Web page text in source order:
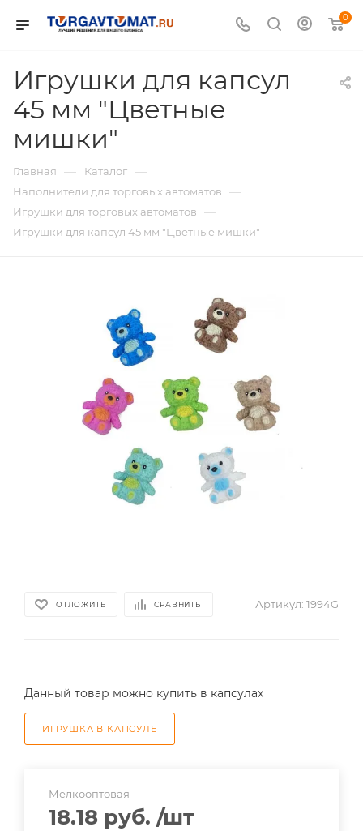
0
Игрушки для капсул
45 мм "Цветные
мишки"
Главная — Каталог —
Наполнители для торговых автоматов —
Игрушки для торговых автоматов —
Игрушки для капсул 45 мм "Цветные мишки"
ОТЛОЖИТЬ СРАВНИТЬ Артикул: 1994G
Данный товар можно купить в капсулах
ИГРУШКА В КАПСУЛЕ
Мелкооптовая
18.18 руб. /шт